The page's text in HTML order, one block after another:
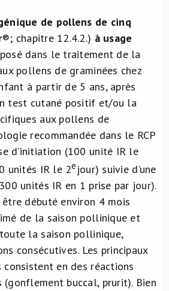
de pollens de cinq
®; chapitre 12.4.2.) à usage
dans le traitement de la
pollens de graminées chez
à partir de 5 ans, après
test cutané positif et/ou la
aux pollens de
recommandée dans le RCP
d’initiation (100 unité IR le
unités IR le 2e jour) suivie d’une
unités IR en 1 prise par jour).
débuté environ 4 mois
de la saison pollinique et
la saison pollinique,
consécutives. Les principaux
en des réactions
buccal, prurit). Bien